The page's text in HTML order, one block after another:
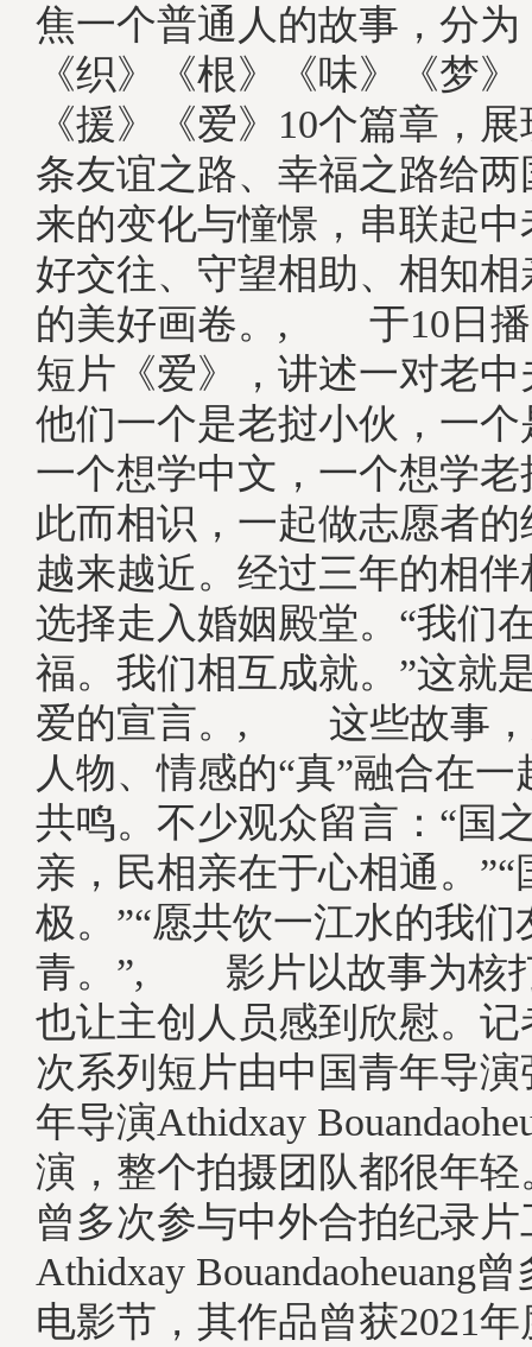
焦一个普通人的故事，分
《织》《根》《味》《梦
《援》《爱》10个篇章，
条友谊之路、幸福之路给
来的变化与憧憬，串联起
好交往、守望相助、相知
的美好画卷。, 于10日播
短片《爱》，讲述一对老
他们一个是老挝小伙，一
一个想学中文，一个想学
此而相识，一起做志愿者
越来越近。经过三年的相
选择走入婚姻殿堂。“我们
福。我们相互成就。”这就
爱的宣言。, 这些故事，
人物、情感的“真”融合在
共鸣。不少观众留言：“国
亲，民相亲在于心相通。
极。”“愿共饮一江水的我们
青。”, 影片以故事为核
也让主创人员感到欣慰。
次系列短片由中国青年导
年导演Athidxay
演，整个拍摄团队都很年
曾多次参与中外合拍纪录片
Athidxay Bouandaoheuang
电影节，其作品曾获2021